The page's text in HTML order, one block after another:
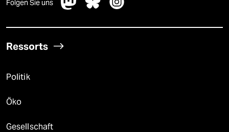
Folgen Sie uns
Ressorts
Politik
Öko
Gesellschaft